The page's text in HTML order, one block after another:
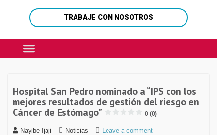
TRABAJE CON NOSOTROS
Hospital San Pedro nominado a “IPS con los
mejores resultados de gestión del riesgo en
Cáncer de Estómago”
0 (0)
Nayibe Ijaji Noticias Leave a comment